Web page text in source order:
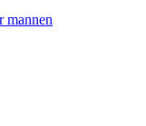
mannen